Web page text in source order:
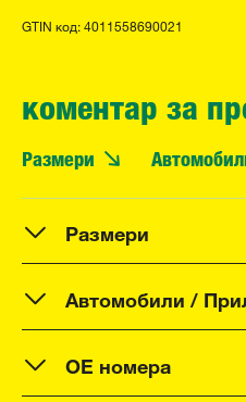
GTIN код: 4011558690021
коментар за
Размери
Размери
Автомобили /
OE номера